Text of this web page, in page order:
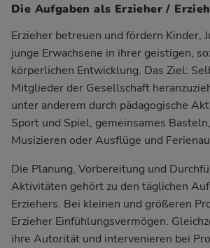
Die Aufgaben als Erzieher /
Erzieher betreuen und fördern Kinder,
junge Erwachsene in ihrer geistigen,
körperlichen Entwicklung. Das Ziel:
Mitglieder der Gesellschaft
unter anderem durch pädagogische
Sport und Spiel, gemeinsames
Musizieren oder Ausflüge und
Die Planung, Vorbereitung und
Aktivitäten gehört zu den täglichen
Erziehers. Bei kleinen und größeren
Erzieher Einfühlungsvermögen.
ihre Autorität und intervenieren bei